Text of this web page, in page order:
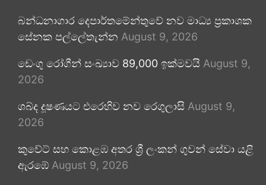
බන්ධනාගාර දෙපාර්තමේන්තුවේ නව මාධ්‍ය ප්‍රකාශක
සේනක පල්ලේතැන්න August 9, 2026
ඩෙංගු රෝගීන් සංඛ්‍යාව 89,000 ඉක්මවයි August 9,
2026
ශබ්ද දූෂණයට එරෙහිව නව රෙගුලාසි August 9,
2026
කුවේට් සහ කොළඹ අතර ශ්‍රී ලංකන් ගුවන් සේවා යළි
ඇරඹේ August 9, 2026